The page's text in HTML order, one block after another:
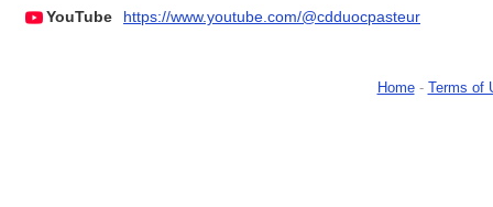
YouTube
https://www.youtube.com/@cdduocpasteur
Home- Terms of